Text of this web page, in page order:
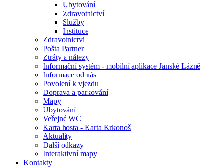
Ubytování
Zdravotnictví
Služby
Instituce
Zdravotnictví
Pošta Partner
Ztráty a nálezy
Informační systém - mobilní aplikace Janské Lázně
Informace od nás
Povolení k vjezdu
Doprava a parkování
Mapy
Ubytování
Veřejné WC
Karta hosta - Karta Krkonoš
Aktuality
Další odkazy
Interaktivní mapy
Kontakty